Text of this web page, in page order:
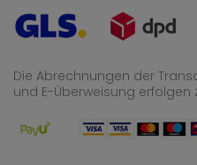
Die Abrechnungen der
und E-Überweisung erfolgen